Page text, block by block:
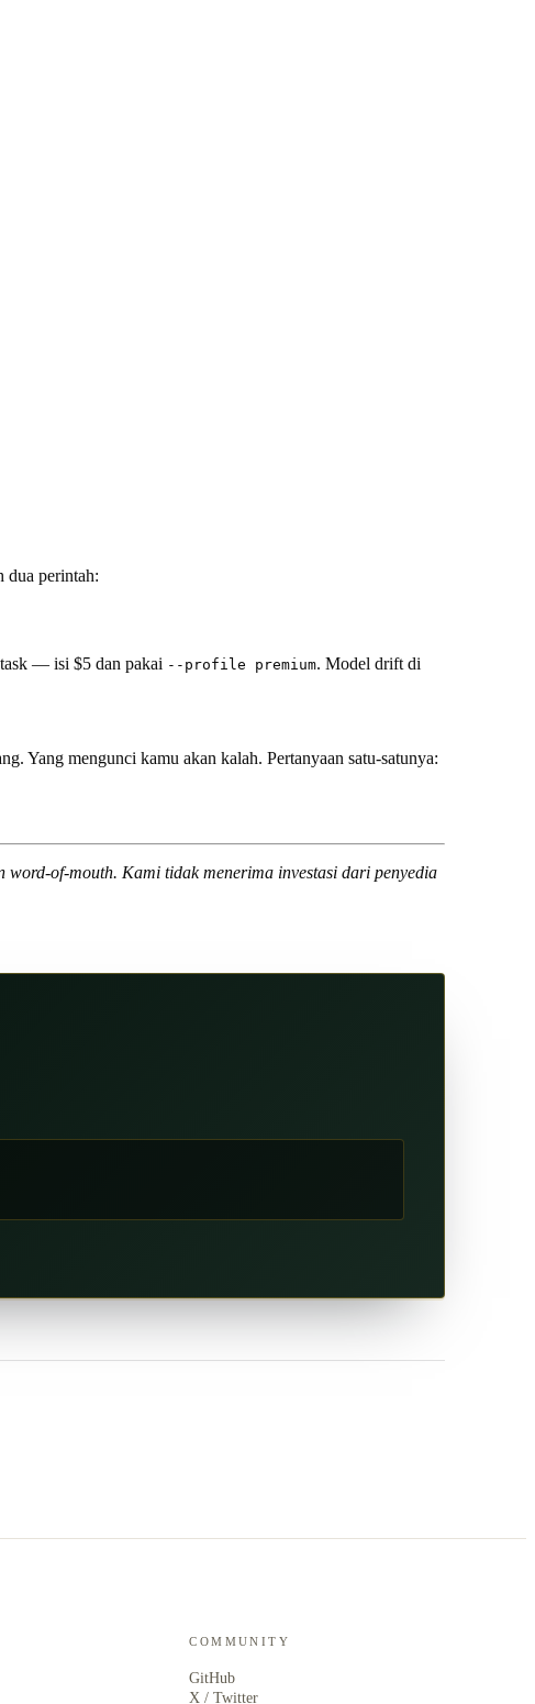
dua perintah:
— isi $5 dan pakai --profile premium. Model drift di
Yang mengunci kamu akan kalah. Pertanyaan satu-satunya:
of-mouth. Kami tidak menerima investasi dari penyedia
COMMUNITY
GitHub
X / Twitter